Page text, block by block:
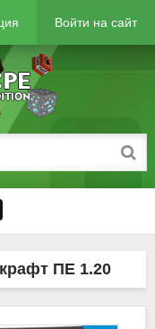
Войти на сайт
ПЕ 1.20